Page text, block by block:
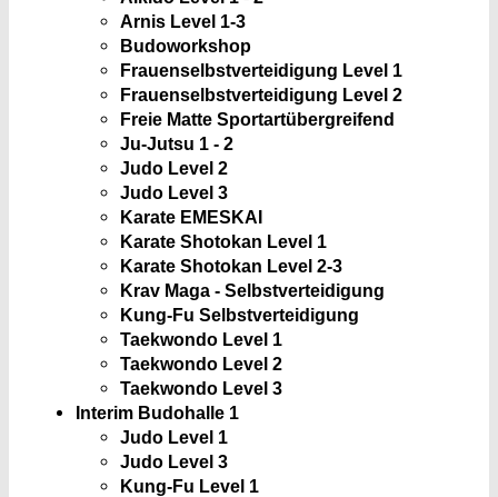
Arnis Level 1-3
Budoworkshop
Frauenselbstverteidigung Level 1
Frauenselbstverteidigung Level 2
Freie Matte Sportartübergreifend
Ju-Jutsu 1 - 2
Judo Level 2
Judo Level 3
Karate EMESKAI
Karate Shotokan Level 1
Karate Shotokan Level 2-3
Krav Maga - Selbstverteidigung
Kung-Fu Selbstverteidigung
Taekwondo Level 1
Taekwondo Level 2
Taekwondo Level 3
Interim Budohalle 1
Judo Level 1
Judo Level 3
Kung-Fu Level 1